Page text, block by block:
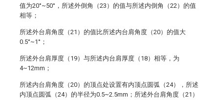
值为20°~50°，所述外倒角（23）的值与所述内倒角（22）的值
相等；
所述外台肩角度（21）的值比所述内台肩角度（20）的值大
0.5°~1°；
所述外台肩厚度（19）与所述内台肩厚度（18）相等，为
4~12mm；
所述内台肩角度（20）的顶点处设置有内顶点圆弧（24），所述
内顶点圆弧（24）的半径为0.5~2.5mm；所述外台肩角度（21）